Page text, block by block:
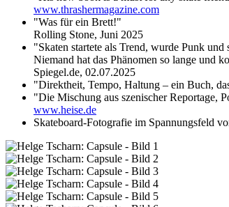
www.thrashermagazine.com
"Was für ein Brett!"
Rolling Stone, Juni 2025
"Skaten startete als Trend, wurde Punk
Niemand hat das Phänomen so lange und
Spiegel.de, 02.07.2025
"Direktheit, Tempo, Haltung – ein Buch,
"Die Mischung aus szenischer Reportage,
www.heise.de
Skateboard-Fotografie im Spannungsfeld